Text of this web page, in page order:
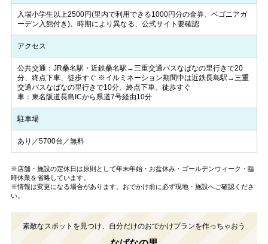
入場小学生以上2500円(里内で利用できる1000円分の金券、ベゴニアガ
ーデン入館付き)、時期により異なる、公式サイト要確認
アクセス
公共交通：JR桑名駅・近鉄桑名駅→三重交通バスなばなの里行きで20
分、終点下車、徒歩すぐ ※イルミネーション期間中は近鉄長島駅→三重
交通バスなばなの里行きで10分、終点下車、徒歩すぐ
車：東名阪道長島ICから県道7号経由10分
駐車場
あり／5700台／無料
※店舗・施設の定休日は原則として年末年始・お盆休み・ゴールデンウィーク・臨
時休業を省略しています。
※情報は変更になる場合があります。おでかけ前に必ず現地・施設へご確認くださ
い。
素敵なスポットを見つけ、自分だけのおでかけプランを作っちゃおう